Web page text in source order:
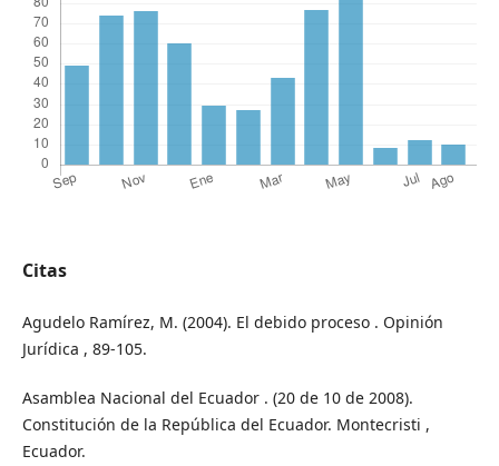
Citas
Agudelo Ramírez, M. (2004). El debido proceso . Opinión
Jurídica , 89-105.
Asamblea Nacional del Ecuador . (20 de 10 de 2008).
Constitución de la República del Ecuador. Montecristi ,
Ecuador.